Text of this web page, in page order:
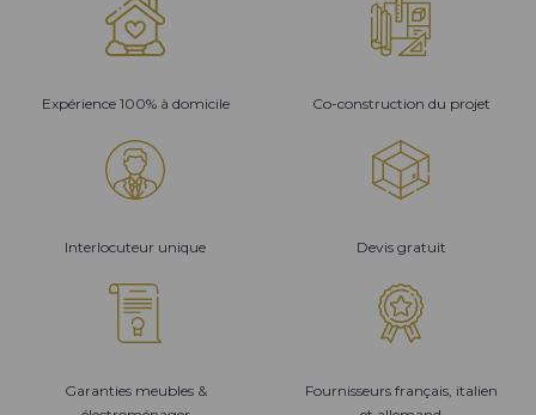
Expérience 100% à domicile Co-construction du projet
Interlocuteur unique Devis gratuit
Garanties meubles &
Fournisseurs français, italien